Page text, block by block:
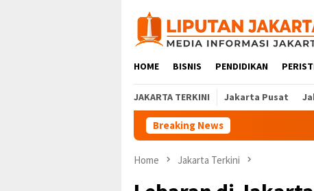
content
HOME BISNIS PENDIDIKAN
JAKARTA TERKINI Jakarta Pusat
Breaking News
Home Jakarta Terkini